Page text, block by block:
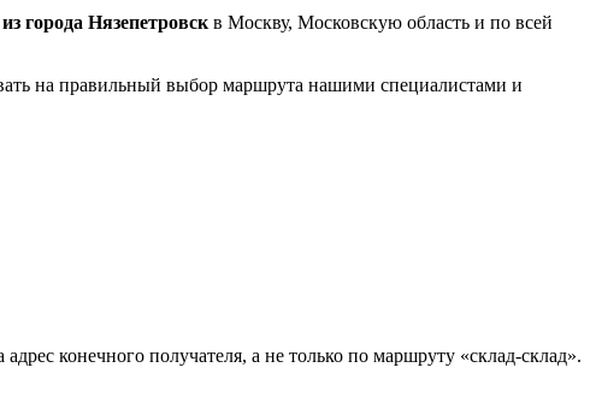
из города Нязепетровск в Москву, Московскую область и по всей
на правильный выбор маршрута нашими специалистами и
конечного получателя, а не только по маршруту «склад-склад».